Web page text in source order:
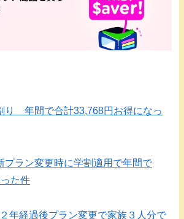
り 年間で合計33,768円お得になっ
プラン変更時に学割適用で年間で
た件
年経過後プラン変更で家族３人分で